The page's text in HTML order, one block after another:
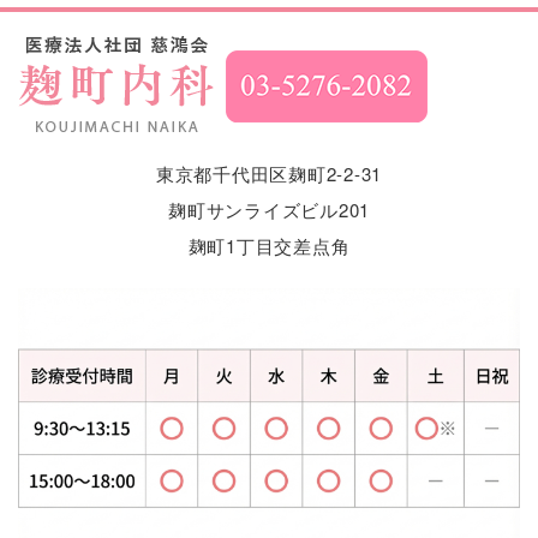
東京都千代田区麹町2-2-31
麹町サンライズビル201
麹町1丁目交差点角